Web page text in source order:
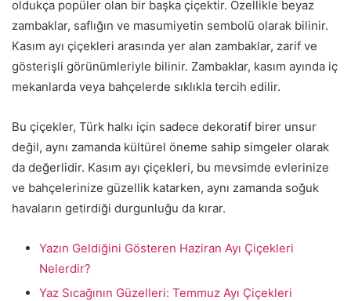
oldukça popüler olan bir başka çiçektir. Özellikle beyaz
zambaklar, saflığın ve masumiyetin sembolü olarak bilinir.
Kasım ayı çiçekleri arasında yer alan zambaklar, zarif ve
gösterişli görünümleriyle bilinir. Zambaklar, kasım ayında iç
mekanlarda veya bahçelerde sıklıkla tercih edilir.
Bu çiçekler, Türk halkı için sadece dekoratif birer unsur
değil, aynı zamanda kültürel öneme sahip simgeler olarak
da değerlidir. Kasım ayı çiçekleri, bu mevsimde evlerinize
ve bahçelerinize güzellik katarken, aynı zamanda soğuk
havaların getirdiği durgunluğu da kırar.
Yazın Geldiğini Gösteren Haziran Ayı Çiçekleri
Nelerdir?
Yaz Sıcağının Güzelleri: Temmuz Ayı Çiçekleri